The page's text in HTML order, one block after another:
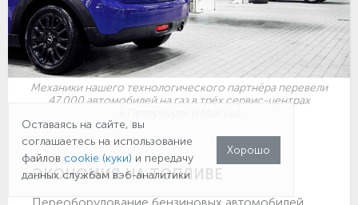
Механики нашего технологического партнёра перевели
47 000 автомобилей на газ в трёх сервис-центрах
ПЕРЕВОД АВТО НА ГАЗ
ЭКОНОМИЯ НА ТОПЛИВЕ
Оставаясь на сайте, вы
соглашаетесь на использование
файлов cookie (куки) и передачу
данных службам вэб-аналитики
Хорошо